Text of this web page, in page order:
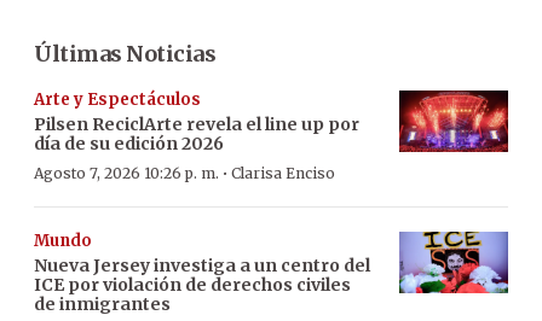
Últimas Noticias
Arte y Espectáculos
Pilsen ReciclArte revela el line up por
día de su edición 2026
Agosto 7, 2026 10:26 p. m. · Clarisa Enciso
Mundo
Nueva Jersey investiga a un centro del
ICE por violación de derechos civiles
de inmigrantes